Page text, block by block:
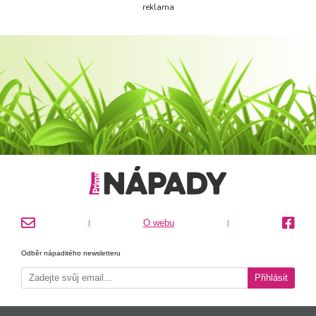
reklama
| O webu |
Odběr nápaditého newsletteru
Přihlásit